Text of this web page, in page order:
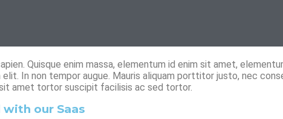
Quisque enim massa, elementum id enim sit amet,
In non tempor augue. Mauris aliquam porttitor justo, nec
amet tortor suscipit facilisis ac sed tortor.
our Saas